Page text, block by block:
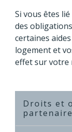
Si vous êtes
des
certaines
logement et
effet sur votre
Droits et